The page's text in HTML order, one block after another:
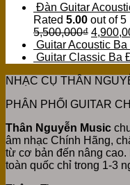
Đàn Guitar
Rated 5.00 out of 5
5,500,000₫
Guitar Acoustic
Guitar Classic Ba
NHẠC CỤ THÂN
PHÂN PHỐI GUITAR
Thân Nguyễn Music
âm nhạc Chính Hãng,
từ cơ bản đến nâng cao.
toàn quốc chỉ trong 1-3